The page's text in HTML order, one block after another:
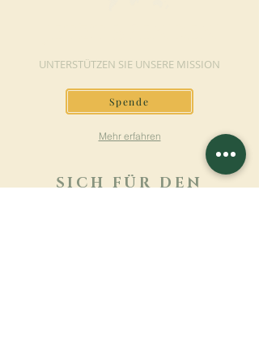
UNTERSTÜTZEN SIE UNSERE MISSION
Spende
Mehr erfahren
SICH FÜR DEN